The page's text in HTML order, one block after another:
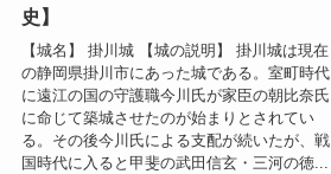
史】
【城名】 掛川城 【城の説明】 掛川城は現在
の静岡県掛川市にあった城である。室町時代
に遠江の国の守護職今川氏が家臣の朝比奈氏
に命じて築城させたのが始まりとされてい
る。その後今川氏による支配が続いたが、戦
国時代に入ると甲斐の武田信玄・三河の徳...